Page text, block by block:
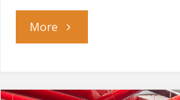
More"Приключения
Модена…"